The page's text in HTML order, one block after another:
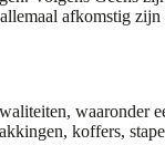
afkomstig
waaronder
koffers,